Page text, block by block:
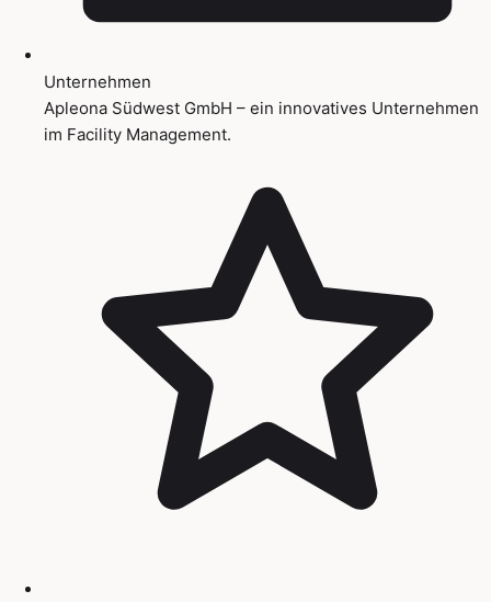
Unternehmen
Apleona Südwest GmbH – ein innovatives Unternehmen
im Facility Management.